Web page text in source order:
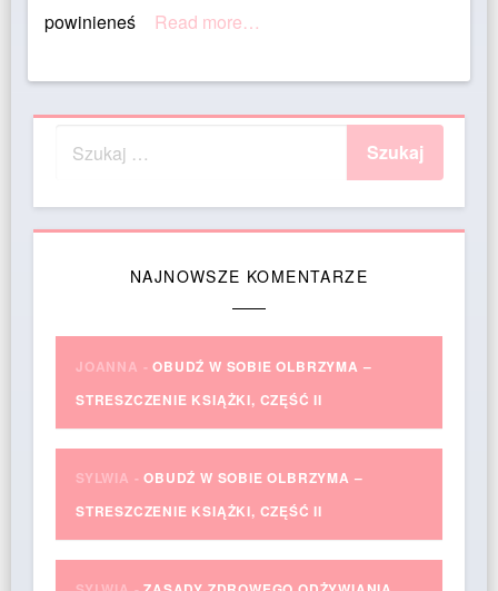
powinieneś
Read more…
NAJNOWSZE KOMENTARZE
JOANNA -OBUDŹ W SOBIE OLBRZYMA –
STRESZCZENIE KSIĄŻKI, CZĘŚĆ II
SYLWIA -OBUDŹ W SOBIE OLBRZYMA –
STRESZCZENIE KSIĄŻKI, CZĘŚĆ II